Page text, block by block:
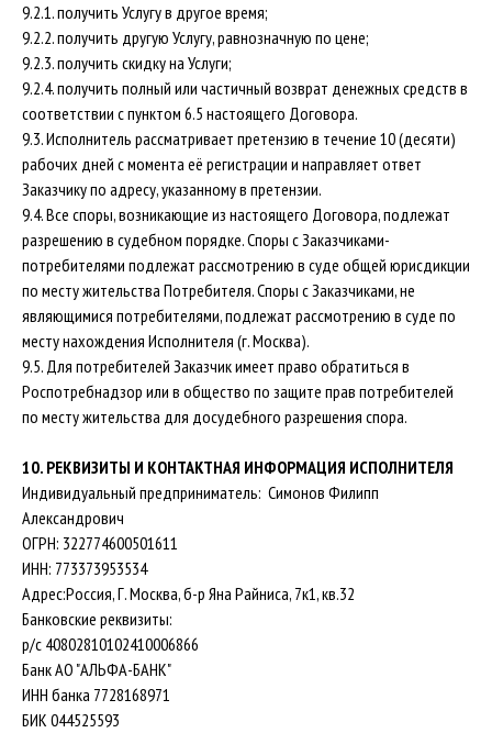
9.2.1. получить Услугу в другое время;
9.2.2. получить другую Услугу, равнозначную по цене;
9.2.3. получить скидку на Услуги;
9.2.4. получить полный или частичный возврат денежных средств в
соответствии с пунктом 6.5 настоящего Договора.
9.3. Исполнитель рассматривает претензию в течение 10 (десяти)
рабочих дней с момента её регистрации и направляет ответ
Заказчику по адресу, указанному в претензии.
9.4. Все споры, возникающие из настоящего Договора, подлежат
разрешению в судебном порядке. Споры с Заказчиками-
потребителями подлежат рассмотрению в суде общей юрисдикции
по месту жительства Потребителя. Споры с Заказчиками, не
являющимися потребителями, подлежат рассмотрению в суде по
месту нахождения Исполнителя (г. Москва).
9.5. Для потребителей Заказчик имеет право обратиться в
Роспотребнадзор или в общество по защите прав потребителей
по месту жительства для досудебного разрешения спора.
10. РЕКВИЗИТЫ И КОНТАКТНАЯ ИНФОРМАЦИЯ ИСПОЛНИТЕЛЯ
Индивидуальный предприниматель: Симонов Филипп
Александрович
ОГРН: 322774600501611
ИНН: 773373953534
Адрес:Россия, Г. Москва, б-р Яна Райниса, 7к1, кв.32
Банковские реквизиты:
р/с 40802810102410006866
Банк АО "АЛЬФА-БАНК"
ИНН банка 7728168971
БИК 044525593
КОНТАКТЫ
+7 (917) 511-23-28
3-я ул. Ямского поля 2к25, Москва
simonov.filipp@gmail.com
Telegram